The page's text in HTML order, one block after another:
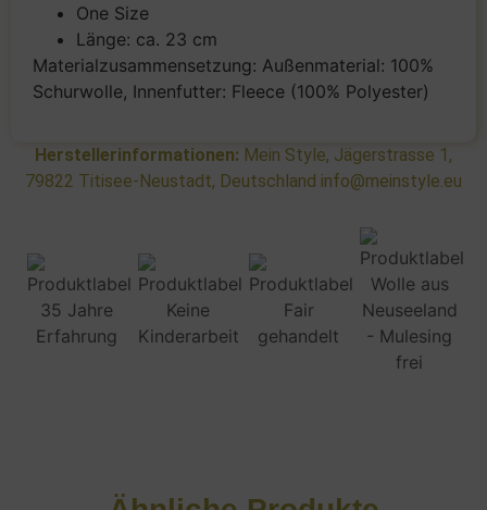
One Size
Länge: ca. 23 cm
Materialzusammensetzung: Außenmaterial: 100%
Schurwolle, Innenfutter: Fleece (100% Polyester)
Herstellerinformationen: Mein Style, Jägerstrasse 1,
79822 Titisee-Neustadt, Deutschland info@meinstyle.eu